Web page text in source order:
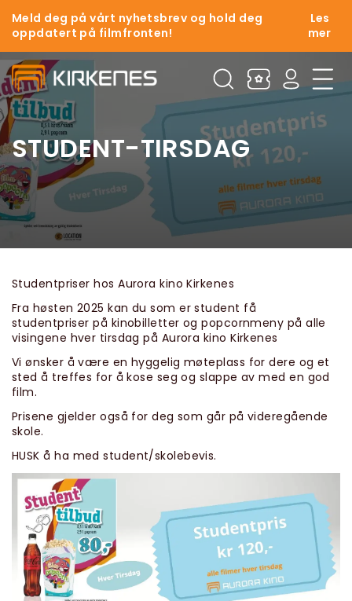
Meld deg på vårt nyhetsbrev og hold deg
oppdatert på filmfronten!
Les
mer
STUDENT-TIRSDAG
Studentpriser hos Aurora kino Kirkenes
Fra høsten 2025 kan du som er student få
studentpriser på kinobilletter og popcornmeny på alle
visingene hver tirsdag på Aurora kino Kirkenes
Vi ønsker å være en hyggelig møteplass for dere og et
sted å treffes for å kose seg og slappe av med en god
film.
Prisene gjelder også for deg som går på videregående
skole.
HUSK å ha med student/skolebevis.